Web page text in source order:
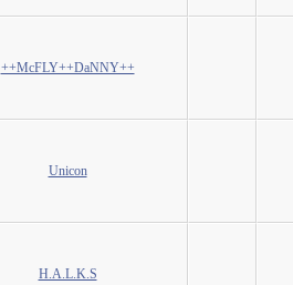
++McFLY++DaNNY++
Unicon
H.A.L.K.S